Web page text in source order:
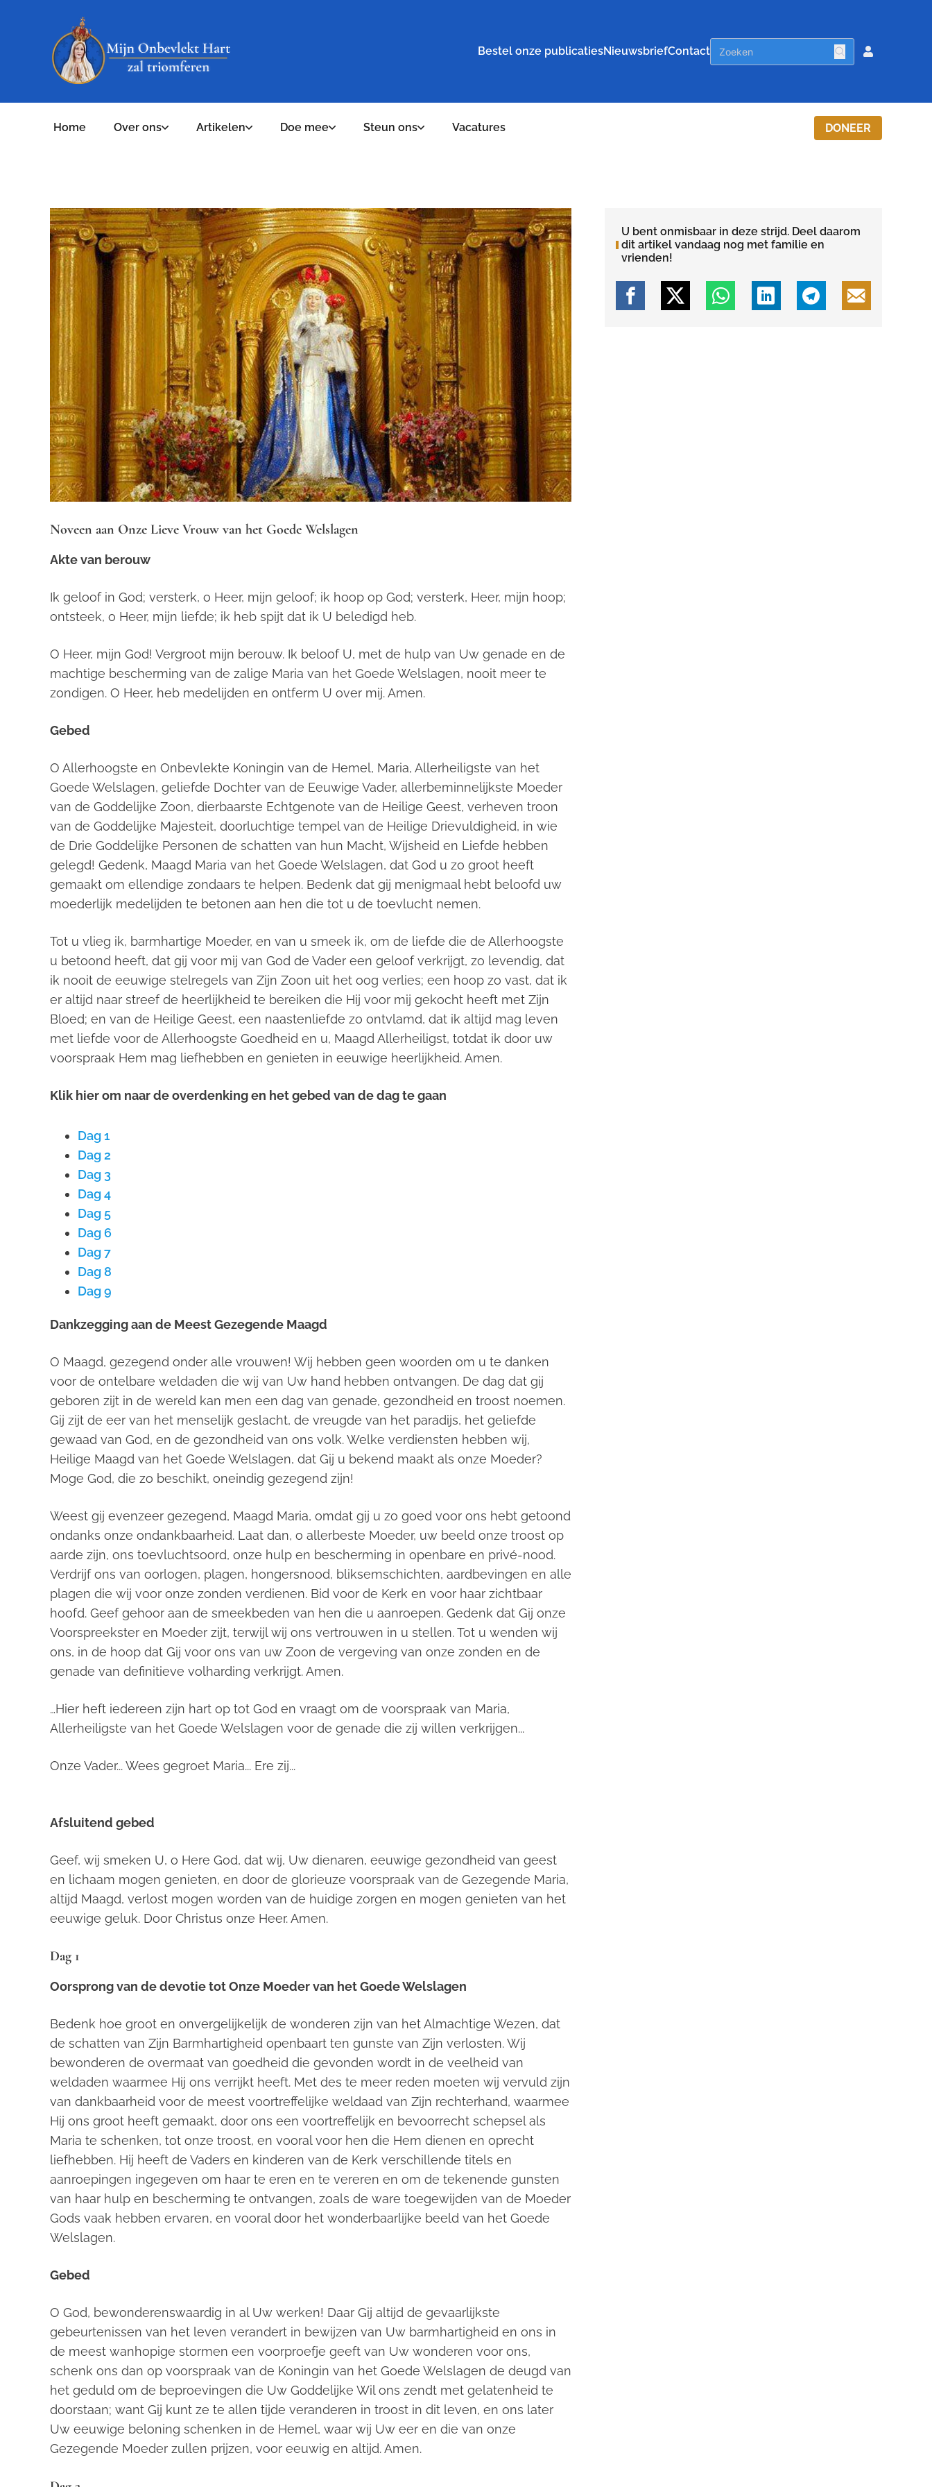
Bestel onze publicatiesNieuwsbriefContact
Home Over ons Artikelen Doe mee Steun ons Vacatures DONEER
Noveen aan Onze Lieve Vrouw van het Goede Welslagen
Akte van berouw
Ik geloof in God; versterk, o Heer, mijn geloof; ik hoop op God; versterk, Heer, mijn hoop;
ontsteek, o Heer, mijn liefde; ik heb spijt dat ik U beledigd heb.
O Heer, mijn God! Vergroot mijn berouw. Ik beloof U, met de hulp van Uw genade en de
machtige bescherming van de zalige Maria van het Goede Welslagen, nooit meer te
zondigen. O Heer, heb medelijden en ontferm U over mij. Amen.
Gebed
O Allerhoogste en Onbevlekte Koningin van de Hemel, Maria, Allerheiligste van het
Goede Welslagen, geliefde Dochter van de Eeuwige Vader, allerbeminnelijkste Moeder
van de Goddelijke Zoon, dierbaarste Echtgenote van de Heilige Geest, verheven troon
van de Goddelijke Majesteit, doorluchtige tempel van de Heilige Drievuldigheid, in wie
de Drie Goddelijke Personen de schatten van hun Macht, Wijsheid en Liefde hebben
gelegd! Gedenk, Maagd Maria van het Goede Welslagen, dat God u zo groot heeft
gemaakt om ellendige zondaars te helpen. Bedenk dat gij menigmaal hebt beloofd uw
moederlijk medelijden te betonen aan hen die tot u de toevlucht nemen.
Tot u vlieg ik, barmhartige Moeder, en van u smeek ik, om de liefde die de Allerhoogste
u betoond heeft, dat gij voor mij van God de Vader een geloof verkrijgt, zo levendig, dat
ik nooit de eeuwige stelregels van Zijn Zoon uit het oog verlies; een hoop zo vast, dat ik
er altijd naar streef de heerlijkheid te bereiken die Hij voor mij gekocht heeft met Zijn
Bloed; en van de Heilige Geest, een naastenliefde zo ontvlamd, dat ik altijd mag leven
met liefde voor de Allerhoogste Goedheid en u, Maagd Allerheiligst, totdat ik door uw
voorspraak Hem mag liefhebben en genieten in eeuwige heerlijkheid. Amen.
Klik hier om naar de overdenking en het gebed van de dag te gaan
Dag 1
Dag 2
Dag 3
Dag 4
Dag 5
Dag 6
Dag 7
Dag 8
Dag 9
Dankzegging aan de Meest Gezegende Maagd
O Maagd, gezegend onder alle vrouwen! Wij hebben geen woorden om u te danken
voor de ontelbare weldaden die wij van Uw hand hebben ontvangen. De dag dat gij
geboren zijt in de wereld kan men een dag van genade, gezondheid en troost noemen.
Gij zijt de eer van het menselijk geslacht, de vreugde van het paradijs, het geliefde
gewaad van God, en de gezondheid van ons volk. Welke verdiensten hebben wij,
Heilige Maagd van het Goede Welslagen, dat Gij u bekend maakt als onze Moeder?
Moge God, die zo beschikt, oneindig gezegend zijn!
Weest gij evenzeer gezegend, Maagd Maria, omdat gij u zo goed voor ons hebt getoond
ondanks onze ondankbaarheid. Laat dan, o allerbeste Moeder, uw beeld onze troost op
aarde zijn, ons toevluchtsoord, onze hulp en bescherming in openbare en privé-nood.
Verdrijf ons van oorlogen, plagen, hongersnood, bliksemschichten, aardbevingen en alle
plagen die wij voor onze zonden verdienen. Bid voor de Kerk en voor haar zichtbaar
hoofd. Geef gehoor aan de smeekbeden van hen die u aanroepen. Gedenk dat Gij onze
Voorspreekster en Moeder zijt, terwijl wij ons vertrouwen in u stellen. Tot u wenden wij
ons, in de hoop dat Gij voor ons van uw Zoon de vergeving van onze zonden en de
genade van definitieve volharding verkrijgt. Amen.
…Hier heft iedereen zijn hart op tot God en vraagt om de voorspraak van Maria,
Allerheiligste van het Goede Welslagen voor de genade die zij willen verkrijgen...
Onze Vader... Wees gegroet Maria... Ere zij...
Afsluitend gebed
Geef, wij smeken U, o Here God, dat wij, Uw dienaren, eeuwige gezondheid van geest
en lichaam mogen genieten, en door de glorieuze voorspraak van de Gezegende Maria,
altijd Maagd, verlost mogen worden van de huidige zorgen en mogen genieten van het
eeuwige geluk. Door Christus onze Heer. Amen.
Dag 1
Oorsprong van de devotie tot Onze Moeder van het Goede Welslagen
Bedenk hoe groot en onvergelijkelijk de wonderen zijn van het Almachtige Wezen, dat
de schatten van Zijn Barmhartigheid openbaart ten gunste van Zijn verlosten. Wij
bewonderen de overmaat van goedheid die gevonden wordt in de veelheid van
weldaden waarmee Hij ons verrijkt heeft. Met des te meer reden moeten wij vervuld zijn
van dankbaarheid voor de meest voortreffelijke weldaad van Zijn rechterhand, waarmee
Hij ons groot heeft gemaakt, door ons een voortreffelijk en bevoorrecht schepsel als
Maria te schenken, tot onze troost, en vooral voor hen die Hem dienen en oprecht
liefhebben. Hij heeft de Vaders en kinderen van de Kerk verschillende titels en
aanroepingen ingegeven om haar te eren en te vereren en om de tekenende gunsten
van haar hulp en bescherming te ontvangen, zoals de ware toegewijden van de Moeder
Gods vaak hebben ervaren, en vooral door het wonderbaarlijke beeld van het Goede
Welslagen.
Gebed
O God, bewonderenswaardig in al Uw werken! Daar Gij altijd de gevaarlijkste
gebeurtenissen van het leven verandert in bewijzen van Uw barmhartigheid en ons in
de meest wanhopige stormen een voorproefje geeft van Uw wonderen voor ons,
schenk ons dan op voorspraak van de Koningin van het Goede Welslagen de deugd van
het geduld om de beproevingen die Uw Goddelijke Wil ons zendt met gelatenheid te
doorstaan; want Gij kunt ze te allen tijde veranderen in troost in dit leven, en ons later
Uw eeuwige beloning schenken in de Hemel, waar wij Uw eer en die van onze
Gezegende Moeder zullen prijzen, voor eeuwig en altijd. Amen.
U bent onmisbaar in deze strijd. Deel daarom
dit artikel vandaag nog met familie en
vrienden!